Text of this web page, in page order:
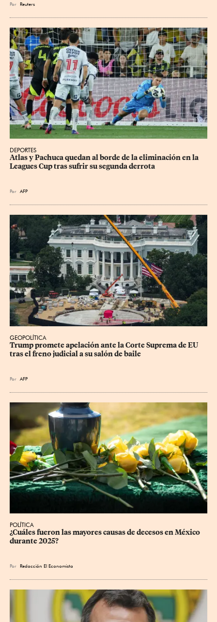
Por Reuters
DEPORTES
Atlas y Pachuca quedan al borde de la eliminación en la
Leagues Cup tras sufrir su segunda derrota
Por AFP
GEOPOLÍTICA
Trump promete apelación ante la Corte Suprema de EU
tras el freno judicial a su salón de baile
Por AFP
POLÍTICA
¿Cuáles fueron las mayores causas de decesos en México
durante 2025?
Por Redacción El Economista